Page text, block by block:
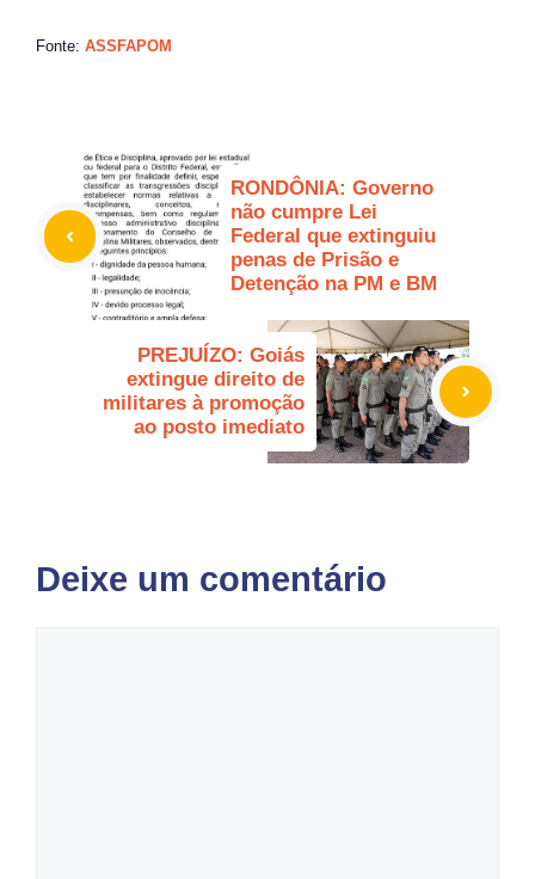
Fonte: ASSFAPOM
RONDÔNIA: Governo
não cumpre Lei
Federal que extinguiu
penas de Prisão e
Detenção na PM e BM
PREJUÍZO: Goiás
extingue direito de
militares à promoção
ao posto imediato
Deixe um comentário